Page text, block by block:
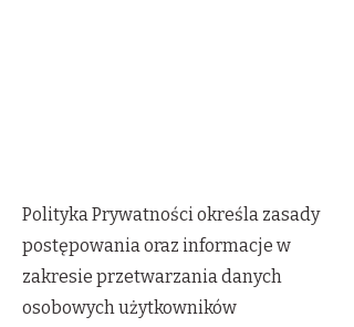
Polityka Prywatności określa zasady
postępowania oraz informacje w
zakresie przetwarzania danych
osobowych użytkowników